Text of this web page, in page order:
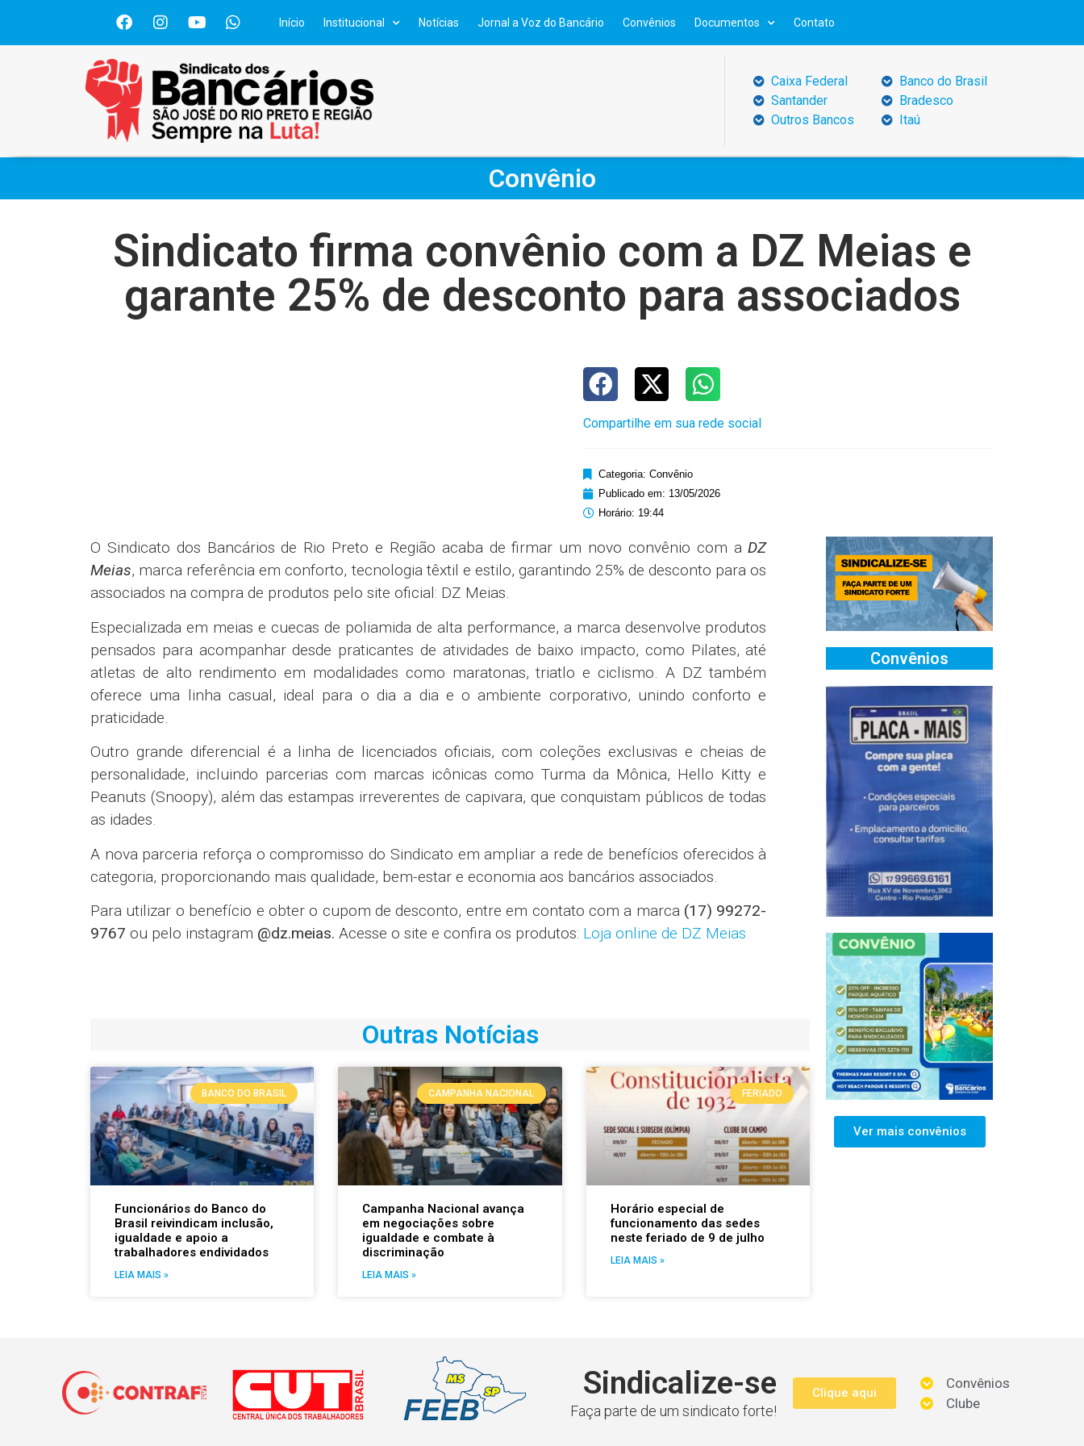
Início Institucional Notícias Jornal a Voz do Bancário Convênios Documentos Contato
Caixa Federal
Santander
Outros Bancos
Banco do Brasil
Bradesco
Itaú
Convênio
Sindicato firma convênio com a DZ Meias e
garante 25% de desconto para associados
Compartilhe em sua rede social
Categoria: Convênio
Publicado em: 13/05/2026
Horário: 19:44
O Sindicato dos Bancários de Rio Preto e Região acaba de firmar um novo convênio com aDZ
Meias, marca referência em conforto, tecnologia têxtil e estilo, garantindo 25% de desconto para os
associados na compra de produtos pelo site oficial: DZ Meias.
Especializada em meias e cuecas de poliamida de alta performance, a marca desenvolve produtos
pensados para acompanhar desde praticantes de atividades de baixo impacto, como Pilates, até
atletas de alto rendimento em modalidades como maratonas, triatlo e ciclismo. A DZ também
oferece uma linha casual, ideal para o dia a dia e o ambiente corporativo, unindo conforto e
praticidade.
Outro grande diferencial é a linha de licenciados oficiais, com coleções exclusivas e cheias de
personalidade, incluindo parcerias com marcas icônicas como Turma da Mônica, Hello Kitty e
Peanuts (Snoopy), além das estampas irreverentes de capivara, que conquistam públicos de todas
as idades.
A nova parceria reforça o compromisso do Sindicato em ampliar a rede de benefícios oferecidos à
categoria, proporcionando mais qualidade, bem-estar e economia aos bancários associados.
Para utilizar o benefício e obter o cupom de desconto, entre em contato com a marca (17) 99272-
9767 ou pelo instagram @dz.meias. Acesse o site e confira os produtos: Loja online de DZ Meias
Outras Notícias
BANCO DO BRASIL
Funcionários do Banco do
Brasil reivindicam inclusão,
igualdade e apoio a
trabalhadores endividados
LEIA MAIS »
CAMPANHA NACIONAL
Campanha Nacional avança
em negociações sobre
igualdade e combate à
discriminação
LEIA MAIS »
FERIADO
Horário especial de
funcionamento das sedes
neste feriado de 9 de julho
LEIA MAIS »
Convênios
Ver mais convênios
Sindicalize-se
Faça parte de um sindicato forte!
Clique aqui
Convênios
Clube